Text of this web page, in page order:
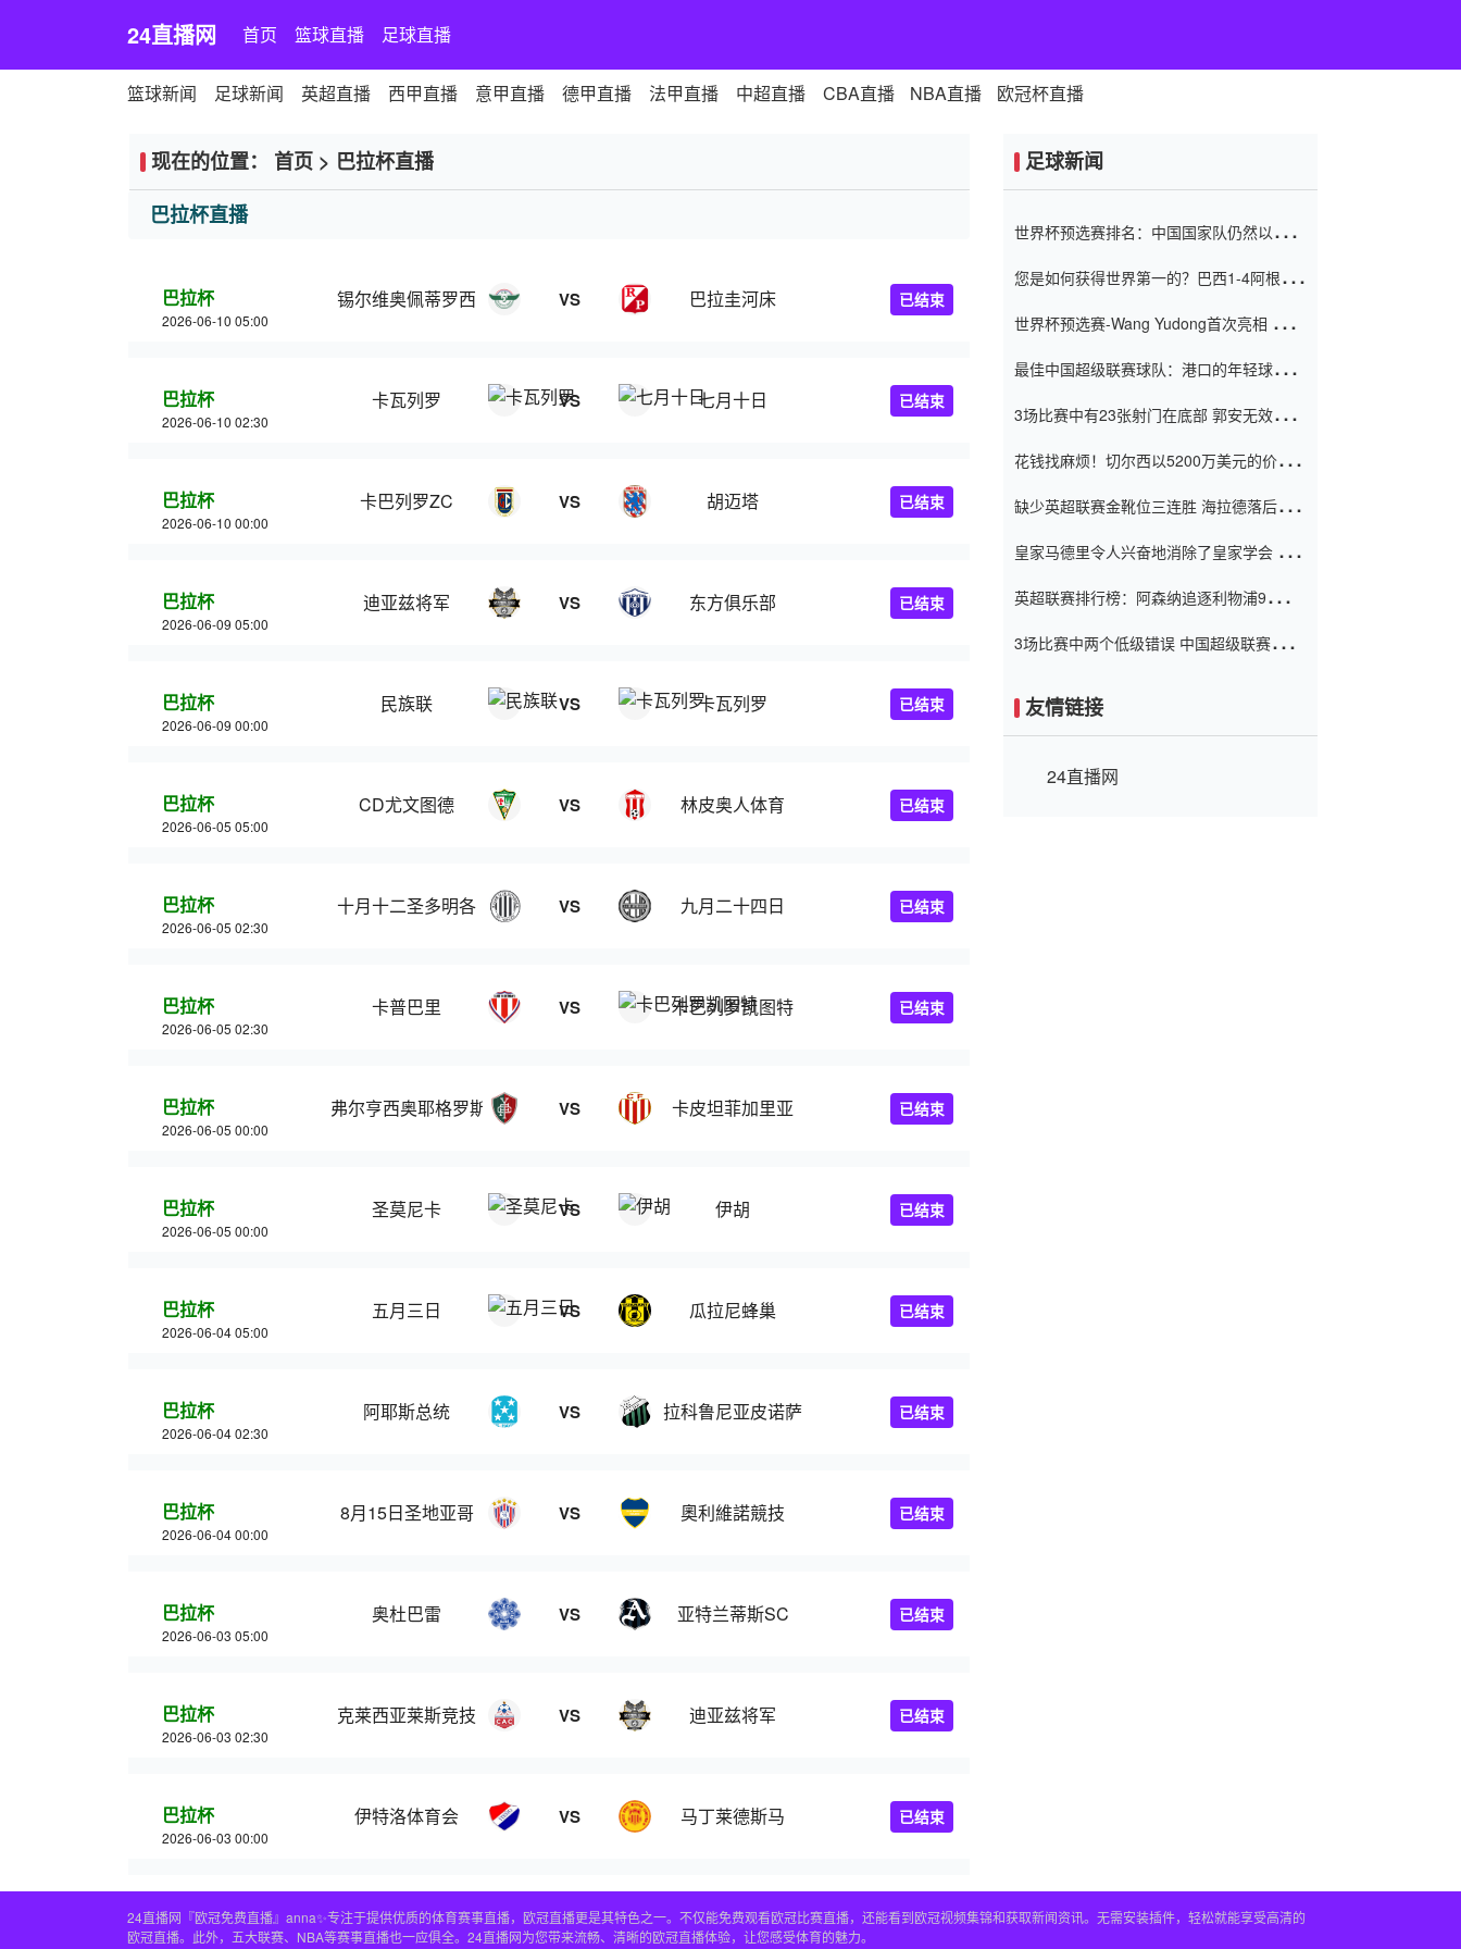
24直播网 首页 篮球直播 足球直播
篮球新闻 足球新闻 英超直播 西甲直播 意甲直播 德甲直播 法甲直播 中超直播 CBA直播 NBA直播 欧冠杯直播
现在的位置： 首页 > 巴拉杯直播
巴拉杯直播
巴拉杯
2026-06-10 05:00
锡尔维奥佩蒂罗西 VS 巴拉圭河床 已结束
巴拉杯
2026-06-10 02:30
卡瓦列罗 VS 七月十日 已结束
巴拉杯
2026-06-10 00:00
卡巴列罗ZC VS 胡迈塔 已结束
巴拉杯
2026-06-09 05:00
迪亚兹将军 VS 东方俱乐部 已结束
巴拉杯
2026-06-09 00:00
民族联 VS 卡瓦列罗 已结束
巴拉杯
2026-06-05 05:00
CD尤文图德 VS 林皮奥人体育 已结束
巴拉杯
2026-06-05 02:30
十月十二圣多明各 VS 九月二十四日 已结束
巴拉杯
2026-06-05 02:30
卡普巴里 VS 卡巴列罗凯图特 已结束
巴拉杯
2026-06-05 00:00
弗尔亨西奥耶格罗斯 VS 卡皮坦菲加里亚 已结束
巴拉杯
2026-06-05 00:00
圣莫尼卡 VS 伊胡 已结束
巴拉杯
2026-06-04 05:00
五月三日 VS 瓜拉尼蜂巢 已结束
巴拉杯
2026-06-04 02:30
阿耶斯总统 VS 拉科鲁尼亚皮诺萨 已结束
巴拉杯
2026-06-04 00:00
8月15日圣地亚哥 VS 奧利維諾競技 已结束
巴拉杯
2026-06-03 05:00
奥杜巴雷 VS 亚特兰蒂斯SC 已结束
巴拉杯
2026-06-03 02:30
克莱西亚莱斯竞技 VS 迪亚兹将军 已结束
巴拉杯
2026-06-03 00:00
伊特洛体育会 VS 马丁莱德斯马 已结束
足球新闻
世界杯预选赛排名：中国国家队仍然以6分
您是如何获得世界第一的？巴西1-4阿根
世界杯预选赛-Wang Yudong首次亮相 中国
最佳中国超级联赛球队：港口的年轻球员在
（Taishan）
3场比赛中有23张射门在底部 郭安无效传球
花钱找麻烦！切尔西以5200万美元的价格
窗口
缺少英超联赛金靴位三连胜 海拉德落后6球
皇家马德里令人兴奋地消除了皇家学会 安
英超联赛排行榜：阿森纳追逐利物浦9分 曼
3场比赛中两个低级错误 中国超级联赛的前
友情链接
24直播网
24直播网『欧冠免费直播』anna✨专注于提供优质的体育赛事直播，欧冠直播更是其特色之一。不仅能免费观看欧冠比赛直播，还能看到欧冠视频集锦和获取新闻资讯。无需安装插件，轻松就能享受高清的
欧冠直播。此外，五大联赛、NBA等赛事直播也一应俱全。24直播网为您带来流畅、清晰的欧冠直播体验，让您感受体育的魅力。